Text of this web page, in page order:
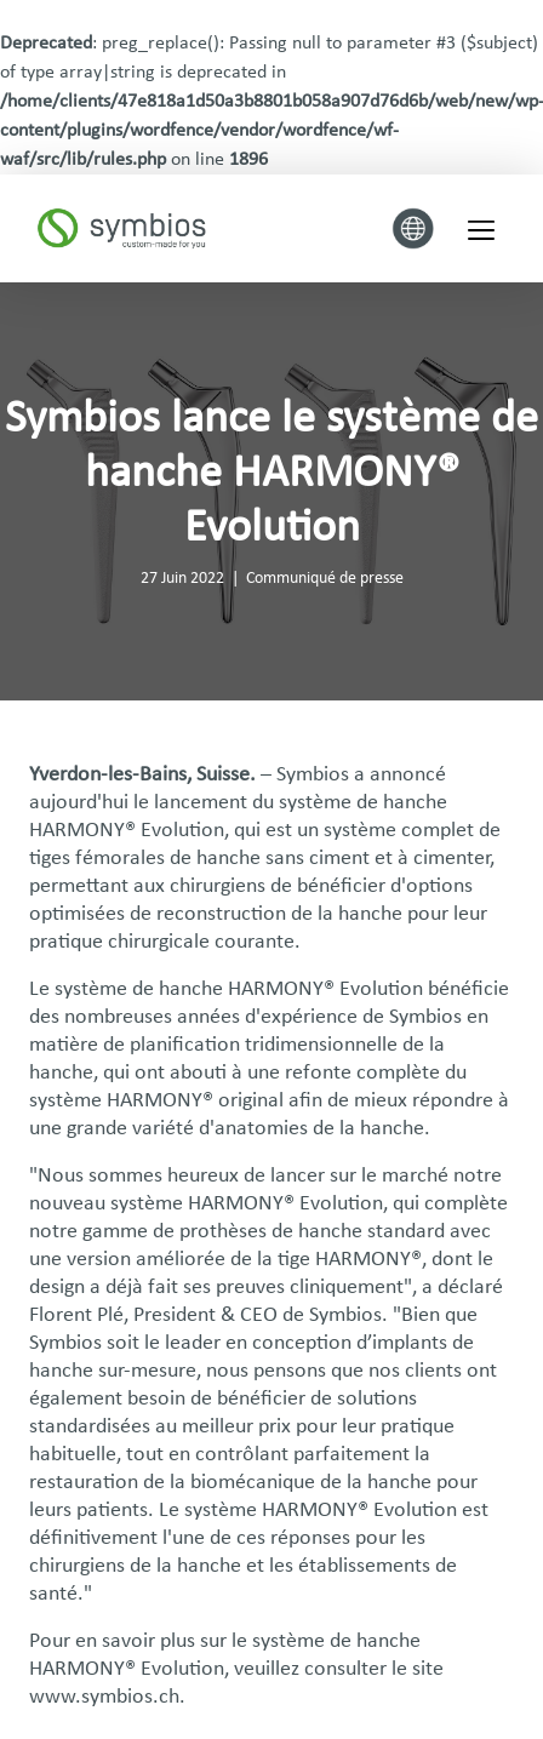
Deprecated: preg_replace(): Passing null to parameter #3 ($subject)
of type array|string is deprecated in
/home/clients/47e818a1d50a3b8801b058a907d76d6b/web/new/wp-
content/plugins/wordfence/vendor/wordfence/wf-
waf/src/lib/rules.phpon line 1896
Symbios lance le système de
hanche HARMONY®
Evolution
27 Juin 2022| Communiqué de presse
Yverdon-les-Bains, Suisse. – Symbios a annoncé
aujourd'hui le lancement du système de hanche
HARMONY® Evolution, qui est un système complet de
tiges fémorales de hanche sans ciment et à cimenter,
permettant aux chirurgiens de bénéficier d'options
optimisées de reconstruction de la hanche pour leur
pratique chirurgicale courante.
Le système de hanche HARMONY® Evolution bénéficie
des nombreuses années d'expérience de Symbios en
matière de planification tridimensionnelle de la
hanche, qui ont abouti à une refonte complète du
système HARMONY® original afin de mieux répondre à
une grande variété d'anatomies de la hanche.
"Nous sommes heureux de lancer sur le marché notre
nouveau système HARMONY® Evolution, qui complète
notre gamme de prothèses de hanche standard avec
une version améliorée de la tige HARMONY®, dont le
design a déjà fait ses preuves cliniquement", a déclaré
Florent Plé, President & CEO de Symbios. "Bien que
Symbios soit le leader en conception d’implants de
hanche sur-mesure, nous pensons que nos clients ont
également besoin de bénéficier de solutions
standardisées au meilleur prix pour leur pratique
habituelle, tout en contrôlant parfaitement la
restauration de la biomécanique de la hanche pour
leurs patients. Le système HARMONY® Evolution est
définitivement l'une de ces réponses pour les
chirurgiens de la hanche et les établissements de
santé."
Pour en savoir plus sur le système de hanche
HARMONY® Evolution, veuillez consulter le site
www.symbios.ch.